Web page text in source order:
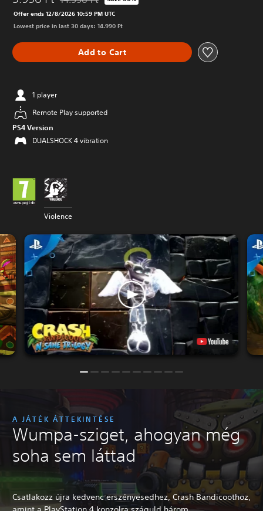
Discounted from original price of 14.990 Ft
Offer ends 12/8/2026 10:59 PM UTC
Lowest price in last 30 days: 14.990 Ft
Add to Cart
1 player
Remote Play supported
PS4 Version
DUALSHOCK 4 vibration
Violence
A JÁTÉK ÁTTEKINTÉSE
Wumpa-sziget, ahogyan még
soha sem láttad
Csatlakozz újra kedvenc erszényesedhez, Crash Bandicoothoz,